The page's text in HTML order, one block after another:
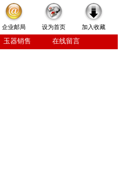
企业邮局 设为首页 加入收藏
玉器销售 在线留言
2010年12月10日风水大师邢正华教